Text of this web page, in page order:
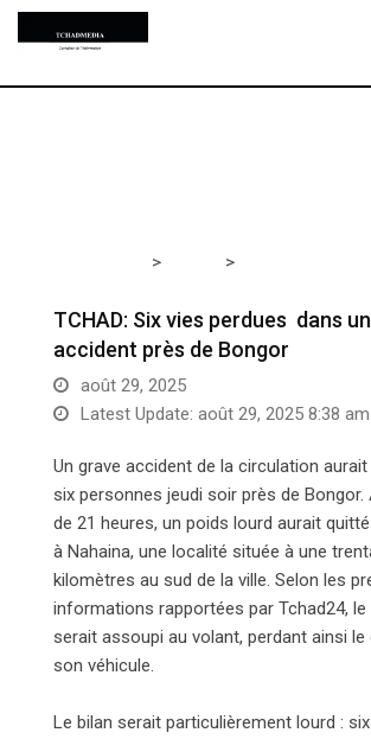
Skip
> >
TCHAD: Six vies perdues dans
accident près de Bongor
août 29, 2025
Latest Update: août 29, 2025 8:38 am
Un grave accident de la circulation
six personnes jeudi soir près de Bongor.
de 21 heures, un poids lourd aurait
à Nahaina, une localité située à une
kilomètres au sud de la ville. Selon les
informations rapportées par Tchad24,
serait assoupi au volant, perdant ainsi
son véhicule.
Le bilan serait particulièrement lourd :